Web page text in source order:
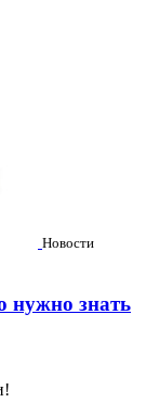
Новости
нужно знать